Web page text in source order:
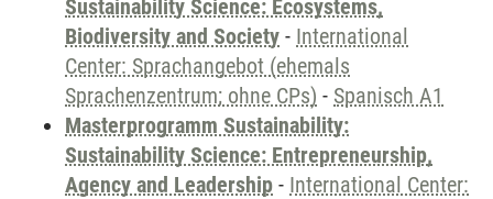
Sustainability Science: Ecosystems,
Biodiversity and Society - International
Center: Sprachangebot (ehemals
Sprachenzentrum; ohne CPs) - Spanisch A1
Masterprogramm Sustainability:
Sustainability Science: Entrepreneurship,
Agency and Leadership - International Center: